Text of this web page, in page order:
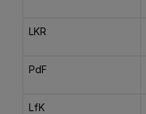
LKR
PdF
LfK